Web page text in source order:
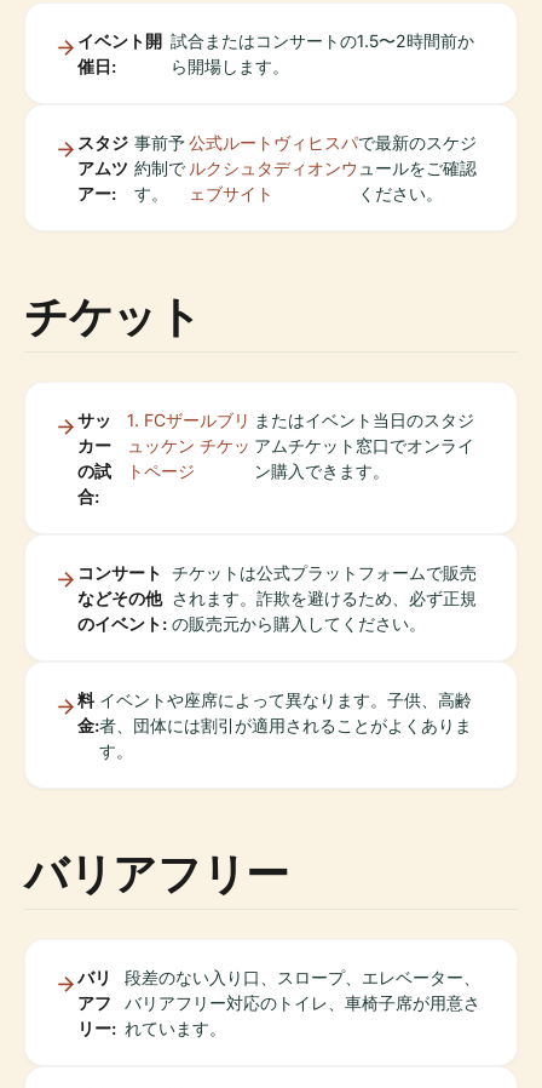
イベント開
催日:
試合またはコンサートの1.5〜2時間前か
ら開場します。
スタジ
アムツ
アー:
事前予
約制で
す。
公式ルートヴィヒスパ
ルクシュタディオンウ
ェブサイト
で最新のスケジ
ュールをご確認
ください。
チケット
サッ
カー
の試
合:
1. FCザールブリ
ュッケン チケッ
トページ
またはイベント当日のスタジ
アムチケット窓口でオンライ
ン購入できます。
コンサート
などその他
のイベント:
チケットは公式プラットフォームで販売
されます。詐欺を避けるため、必ず正規
の販売元から購入してください。
料
金:
イベントや座席によって異なります。子供、高齢
者、団体には割引が適用されることがよくありま
す。
バリアフリー
バリ
アフ
リー:
段差のない入り口、スロープ、エレベーター、
バリアフリー対応のトイレ、車椅子席が用意さ
れています。